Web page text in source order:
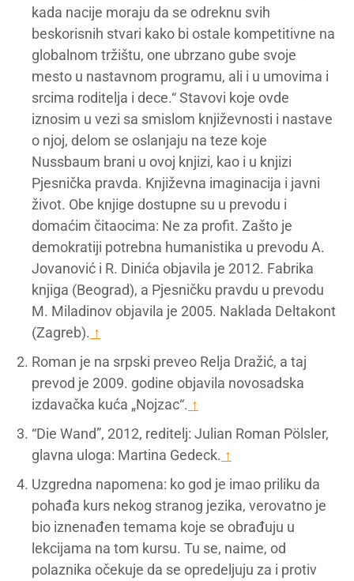
kada nacije moraju da se odreknu svih
beskorisnih stvari kako bi ostale kompetitivne na
globalnom tržištu, one ubrzano gube svoje
mesto u nastavnom programu, ali i u umovima i
srcima roditelja i dece.“ Stavovi koje ovde
iznosim u vezi sa smislom književnosti i nastave
o njoj, delom se oslanjaju na teze koje
Nussbaum brani u ovoj knjizi, kao i u knjizi
Pjesnička pravda. Književna imaginacija i javni
život. Obe knjige dostupne su u prevodu i
domaćim čitaocima: Ne za profit. Zašto je
demokratiji potrebna humanistika u prevodu A.
Jovanović i R. Dinića objavila je 2012. Fabrika
knjiga (Beograd), a Pjesničku pravdu u prevodu
M. Miladinov objavila je 2005. Naklada Deltakont
(Zagreb). ↑
Roman je na srpski preveo Relja Dražić, a taj
prevod je 2009. godine objavila novosadska
izdavačka kuća „Nojzac“. ↑
“Die Wand”, 2012, reditelj: Julian Roman Pölsler,
glavna uloga: Martina Gedeck. ↑
Uzgredna napomena: ko god je imao priliku da
pohađa kurs nekog stranog jezika, verovatno je
bio iznenađen temama koje se obrađuju u
lekcijama na tom kursu. Tu se, naime, od
polaznika očekuje da se opredeljuju za i protiv